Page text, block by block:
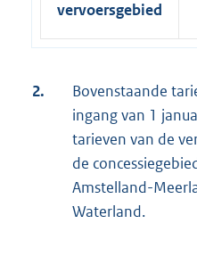
vervoersgebied
2.
Bovenstaande
ingang van 1
tarieven van de
de
Amstelland-
Waterland.